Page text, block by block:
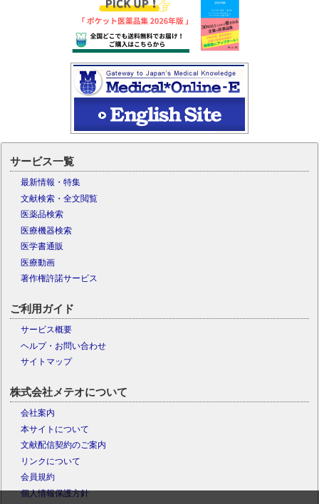
サービス一覧
最新情報・特集
文献検索・全文閲覧
医薬品検索
医療機器検索
医学書通販
医療動画
著作権許諾サービス
ご利用ガイド
サービス概要
ヘルプ・お問い合わせ
サイトマップ
株式会社メテオについて
会社案内
本サイトについて
文献配信契約のご案内
リンクについて
会員規約
個人情報保護方針